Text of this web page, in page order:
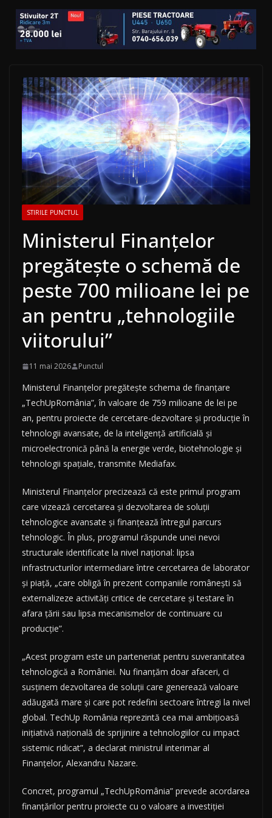
STIRILE PUNCTUL
Ministerul Finanțelor
pregătește o schemă de
peste 700 milioane lei pe
an pentru „tehnologiile
viitorului”
11 mai 2026 Punctul
Ministerul Finanțelor pregătește schema de finanțare
„TechUpRomânia”, în valoare de 759 milioane de lei pe
an, pentru proiecte de cercetare-dezvoltare și producție în
tehnologii avansate, de la inteligență artificială și
microelectronică până la energie verde, biotehnologie și
tehnologii spațiale, transmite Mediafax.
Ministerul Finanțelor precizează că este primul program
care vizează cercetarea și dezvoltarea de soluții
tehnologice avansate și finanțează întregul parcurs
tehnologic. În plus, programul răspunde unei nevoi
structurale identificate la nivel național: lipsa
infrastructurilor intermediare între cercetarea de laborator
și piață, „care obligă în prezent companiile românești să
externalizeze activități critice de cercetare și testare în
afara țării sau lipsa mecanismelor de continuare cu
producție”.
„Acest program este un parteneriat pentru suveranitatea
tehnologică a României. Nu finanțăm doar afaceri, ci
susținem dezvoltarea de soluții care generează valoare
adăugată mare și care pot redefini sectoare întregi la nivel
global. TechUp România reprezintă cea mai ambițioasă
inițiativă națională de sprijinire a tehnologiilor cu impact
sistemic ridicat”, a declarat ministrul interimar al
Finanțelor, Alexandru Nazare.
Concret, programul „TechUpRomânia” prevede acordarea
finanțărilor pentru proiecte cu o valoare a investiției